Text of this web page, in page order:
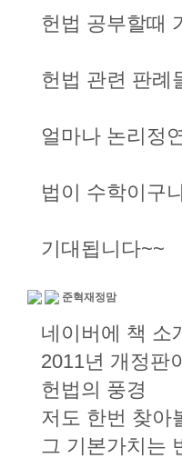
헌법 공부할때
헌법 관련 판례
얼마나 논리정
법이 수학이구
기대됩니다~~
준혁재정맘
네이버에 책 소
2011년 개정판
헌법의 풍경
저도 한번 찾아
그 기본가치는